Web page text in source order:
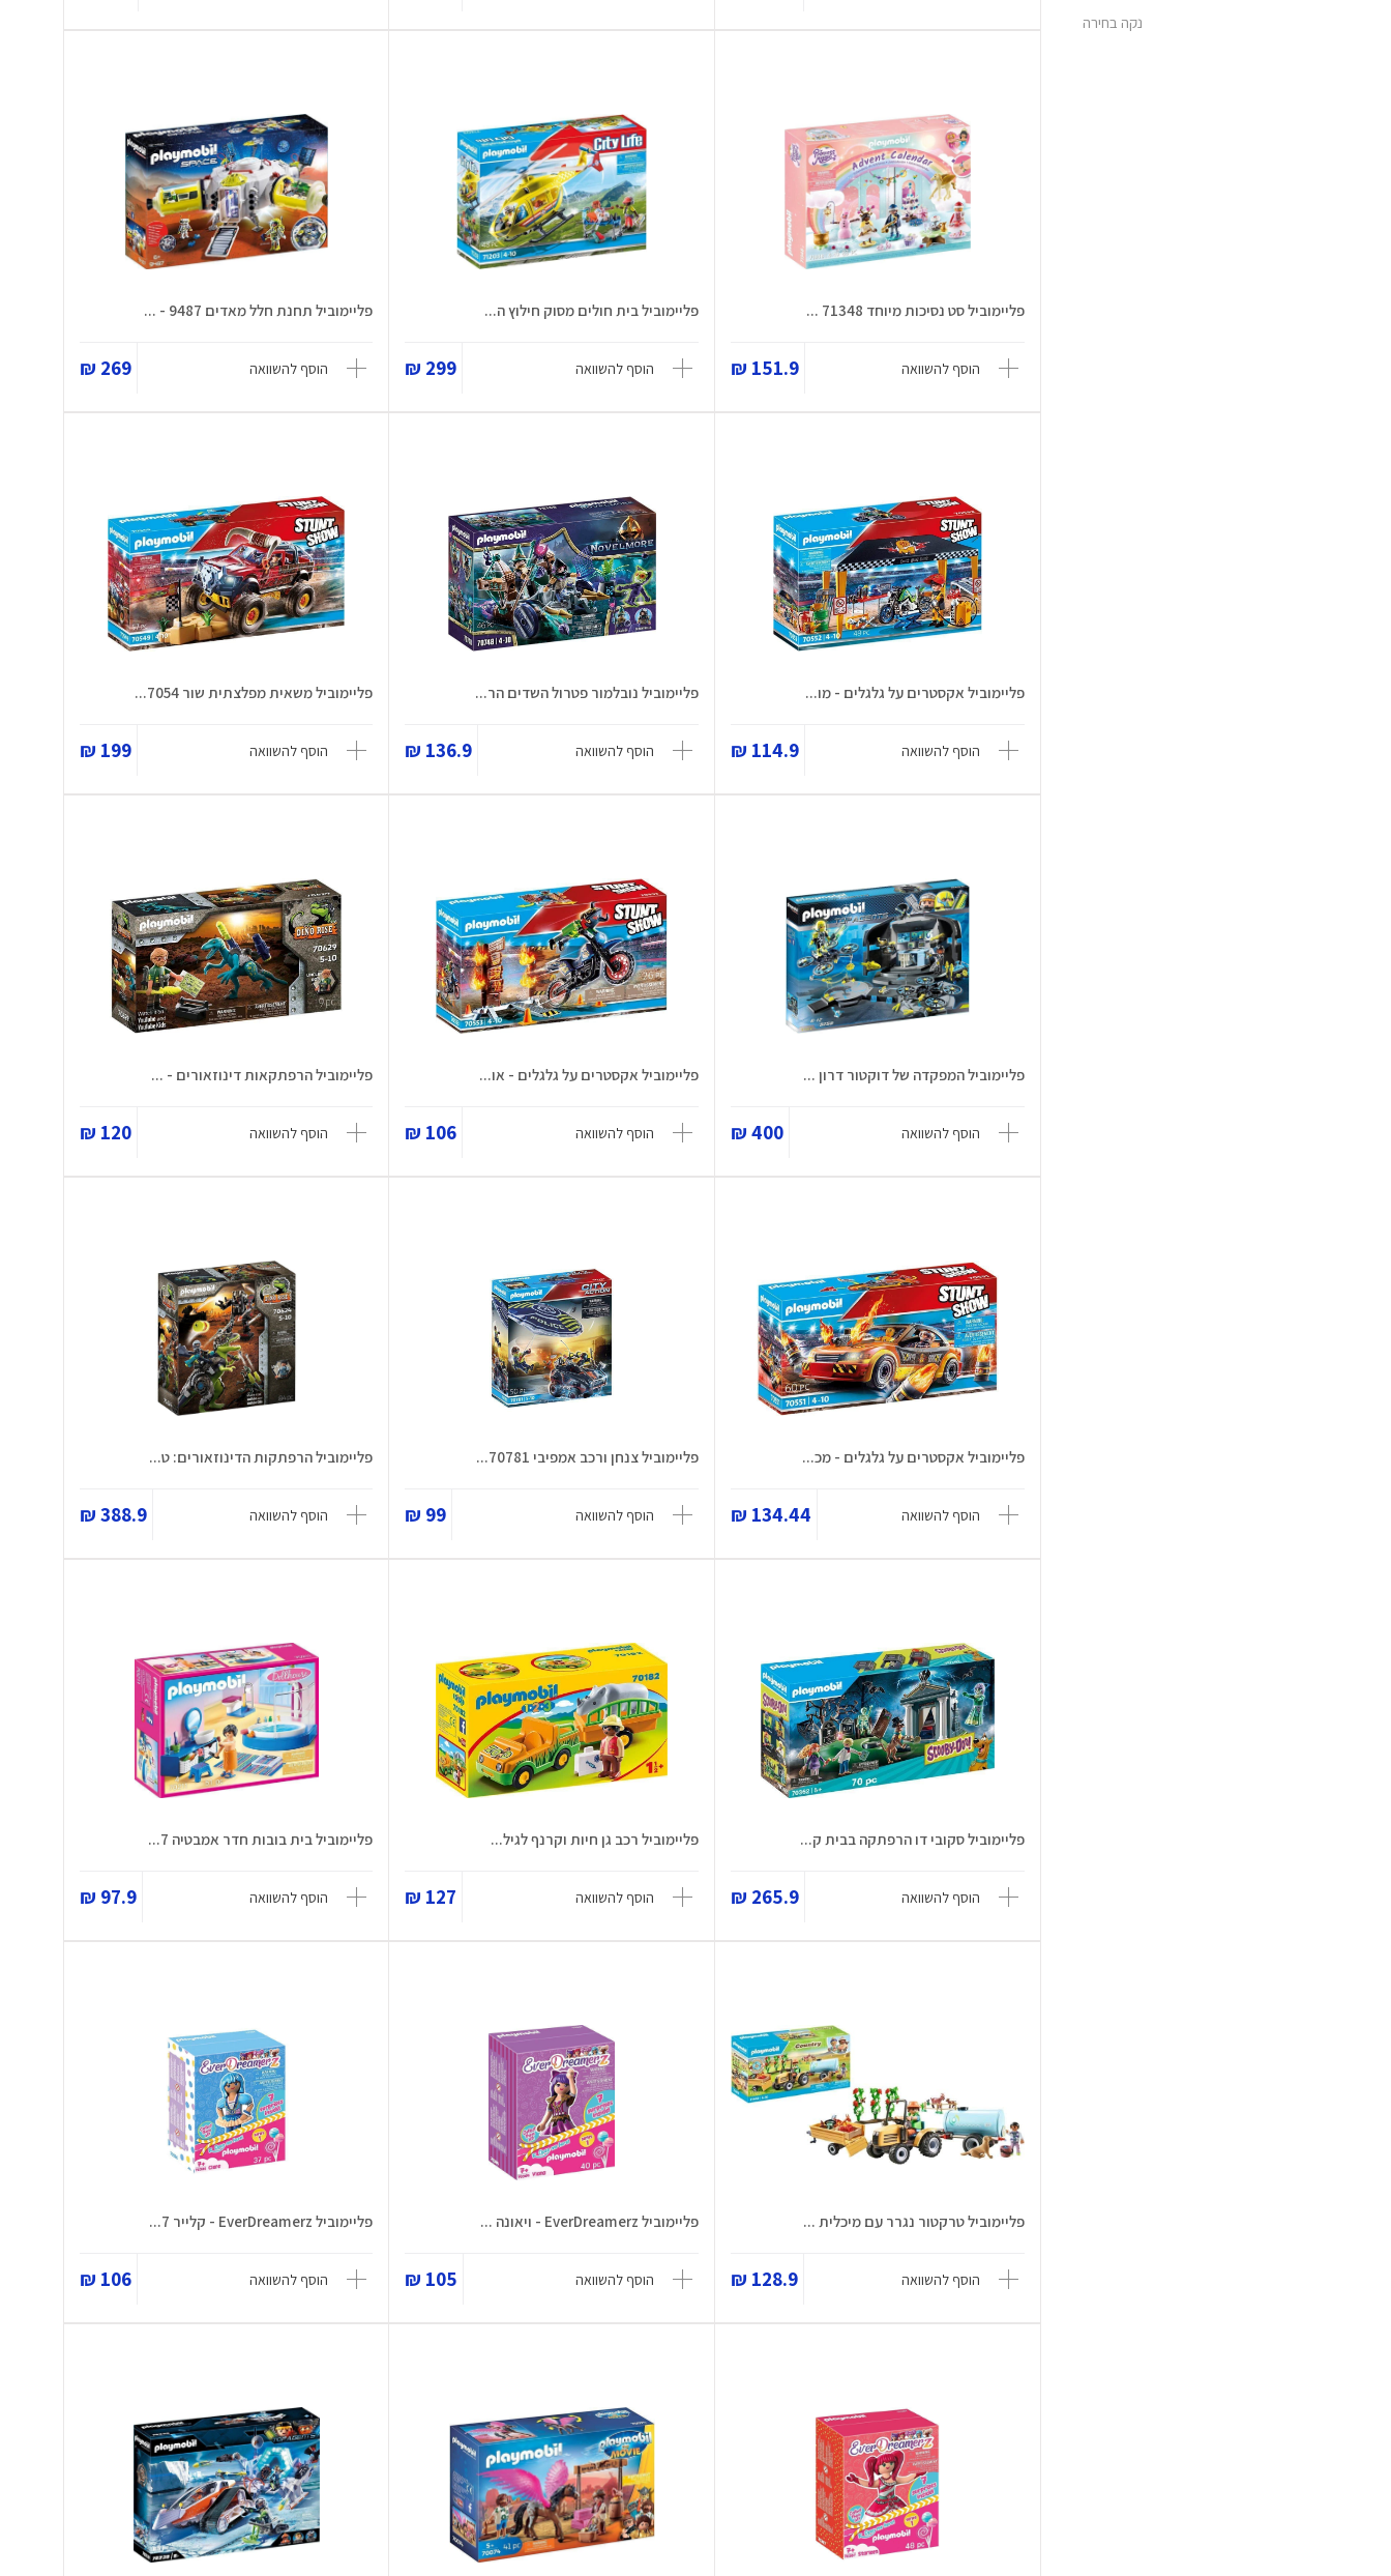
פליימוביל סט נסיכות מיוחד 71348 ...
הוסף להשוואה 151.9 ₪
פליימוביל בית חולים מסוק חילוץ ה...
הוסף להשוואה 299 ₪
פליימוביל תחנת חלל מאדים 9487 - ...
הוסף להשוואה 269 ₪
פליימוביל אקסטרים על גלגלים - מו...
הוסף להשוואה 114.9 ₪
פליימוביל נובלמור פטרול השדים הר...
הוסף להשוואה 136.9 ₪
פליימוביל משאית מפלצתית שור 7054...
הוסף להשוואה 199 ₪
פליימוביל המפקדה של דוקטור דרון ...
הוסף להשוואה 400 ₪
פליימוביל אקסטרים על גלגלים - או...
הוסף להשוואה 106 ₪
פליימוביל הרפתקאות דינוזאורים - ...
הוסף להשוואה 120 ₪
פליימוביל אקסטרים על גלגלים - מכ...
הוסף להשוואה 134.44 ₪
פליימוביל צנחן ורכב אמפיבי 70781...
הוסף להשוואה 99 ₪
פליימוביל הרפתקות הדינוזאורים: ט...
הוסף להשוואה 388.9 ₪
פליימוביל סקובי דו הרפתקה בבית ק...
הוסף להשוואה 265.9 ₪
פליימוביל רכב גן חיות וקרנף לגיל...
הוסף להשוואה 127 ₪
פליימוביל בית בובות חדר אמבטיה 7...
הוסף להשוואה 97.9 ₪
פליימוביל טרקטור נגרר עם מיכלית ...
הוסף להשוואה 128.9 ₪
פליימוביל EverDreamerz - ויאונה ...
הוסף להשוואה 105 ₪
פליימוביל EverDreamerz - קלייר 7...
הוסף להשוואה 106 ₪
נקה בחירה